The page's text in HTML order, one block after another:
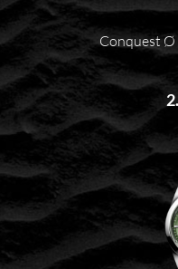
Conquest Ø